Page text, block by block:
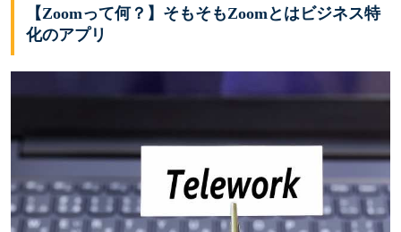
【Zoomって何？】そもそもZoomとはビジネス特
化のアプリ